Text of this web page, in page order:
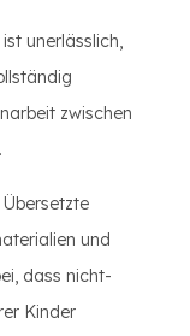
ist unerlässlich,
zwischen
Übersetzte
und
dass nicht-
Kinder